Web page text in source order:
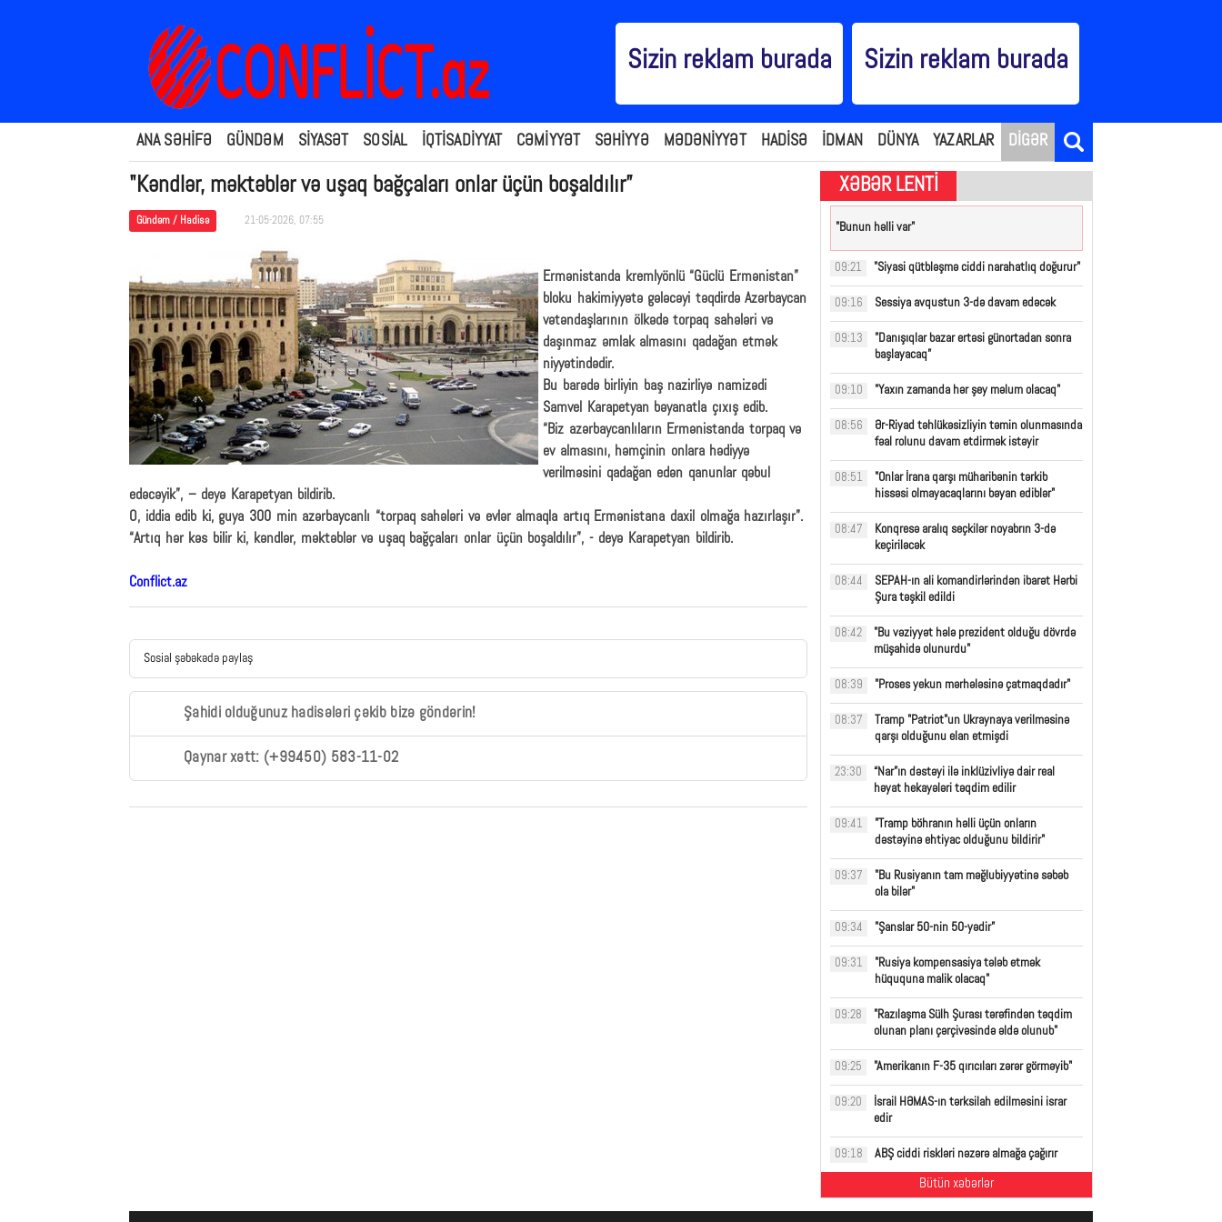
Sizin reklam burada Sizin reklam burada
ANA SƏHİFƏ GÜNDƏM SİYASƏT SOSİAL İQTİSADİYYAT CƏMİYYƏT SƏHİYYƏ MƏDƏNİYYƏT HADİSƏ İDMAN DÜNYA YAZARLAR DİGƏR
"Kəndlər, məktəblər və uşaq bağçaları onlar üçün boşaldılır”
Gündəm / Hadisə 21-05-2026, 07:55
Ermənistanda kremlyönlü “Güclü Ermənistan”
bloku hakimiyyətə gələcəyi təqdirdə Azərbaycan
vətəndaşlarının ölkədə torpaq sahələri və
daşınmaz əmlak almasını qadağan etmək
niyyətindədir.
Bu barədə birliyin baş nazirliyə namizədi
Samvel Karapetyan bəyanatla çıxış edib.
“Biz azərbaycanlıların Ermənistanda torpaq və
ev almasını, həmçinin onlara hədiyyə
verilməsini qadağan edən qanunlar qəbul
edəcəyik”, – deyə Karapetyan bildirib.
O, iddia edib ki, guya 300 min azərbaycanlı “torpaq sahələri və evlər almaqla artıq Ermənistana daxil olmağa hazırlaşır”.
“Artıq hər kəs bilir ki, kəndlər, məktəblər və uşaq bağçaları onlar üçün boşaldılır”, - deyə Karapetyan bildirib.
Conflict.az
Sosial şəbəkədə paylaş
Şahidi olduğunuz hadisələri çəkib bizə göndərin!
Qaynar xətt: (+99450) 583-11-02
XƏBƏR LENTİ
"Bunun həlli var"
09:21 "Siyasi qütbləşmə ciddi narahatlıq doğurur"
09:16 Sessiya avqustun 3-də davam edəcək
09:13
"Danışıqlar bazar ertəsi günortadan sonra
başlayacaq”
09:10 "Yaxın zamanda hər şey məlum olacaq"
08:56
Ər-Riyad təhlükəsizliyin təmin olunmasında
fəal rolunu davam etdirmək istəyir
08:51
"Onlar İrana qarşı müharibənin tərkib
hissəsi olmayacaqlarını bəyan ediblər"
08:47
Konqresə aralıq seçkilər noyabrın 3-də
keçiriləcək
08:44
SEPAH-ın ali komandirlərindən ibarət Hərbi
Şura təşkil edildi
08:42
"Bu vəziyyət hələ prezident olduğu dövrdə
müşahidə olunurdu"
08:39 "Proses yekun mərhələsinə çatmaqdadır"
08:37
Tramp "Patriot"un Ukraynaya verilməsinə
qarşı olduğunu elan etmişdi
23:30
“Nar”ın dəstəyi ilə inklüzivliyə dair real
həyat hekayələri təqdim edilir
09:41
"Tramp böhranın həlli üçün onların
dəstəyinə ehtiyac olduğunu bildirir"
09:37
"Bu Rusiyanın tam məğlubiyyətinə səbəb
ola bilər"
09:34 "Şanslar 50-nin 50-yədir”
09:31
"Rusiya kompensasiya tələb etmək
hüququna malik olacaq"
09:28
"Razılaşma Sülh Şurası tərəfindən təqdim
olunan planı çərçivəsində əldə olunub"
09:25 "Amerikanın F-35 qırıcıları zərər görməyib"
09:20
İsrail HƏMAS-ın tərksilah edilməsini israr
edir
09:18 ABŞ ciddi riskləri nəzərə almağa çağırır
Bütün xəbərlər